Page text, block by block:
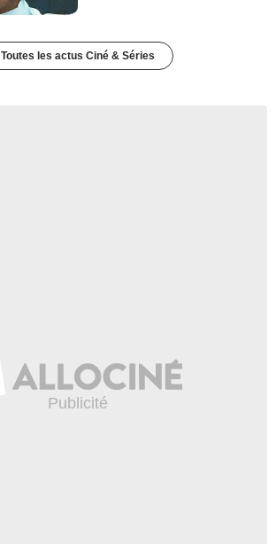
Toutes les actus Ciné & Séries